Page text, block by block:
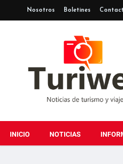
Nosotros Boletines
INICIO NOTICIAS